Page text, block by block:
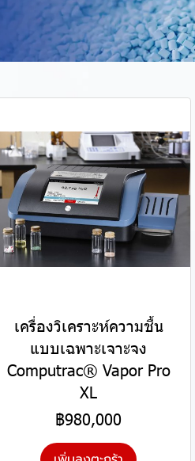
เครื่องวิเคราะห์ความชื้น
แบบเฉพาะเจาะจง
Computrac® Vapor Pro
XL
฿980,000